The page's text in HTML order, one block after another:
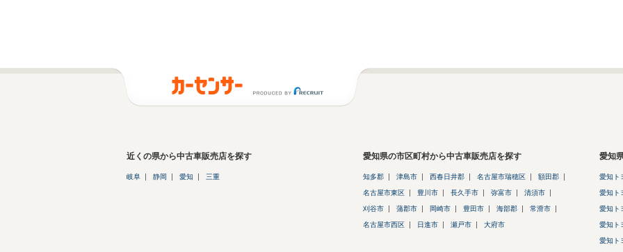
近くの県から中古車販売店を探す
岐阜 静岡 愛知 三重
愛知県の市区町村から中古車販売店を探す
知多郡 津島市 西春日井郡 名古屋市瑞穂区 額田郡
名古屋市東区 豊川市 長久手市 弥富市 清須市
刈谷市 蒲郡市 岡崎市 豊田市 海部郡 常滑市
名古屋市西区 日進市 瀬戸市 大府市
愛知
愛知ト
愛知
愛知ト
愛知ト
愛知ト